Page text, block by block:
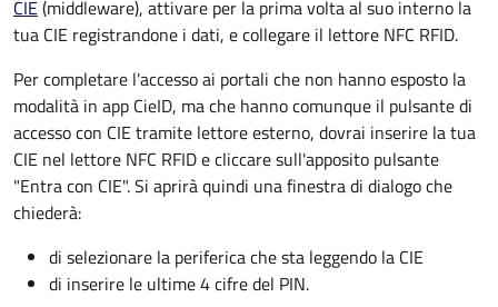
CIE(middleware), attivare per la prima volta al suo interno la
tua CIE registrandone i dati, e collegare il lettore NFC RFID.
Per completare l'accesso ai portali che non hanno esposto la
modalità in app CieID, ma che hanno comunque il pulsante di
accesso con CIE tramite lettore esterno, dovrai inserire la tua
CIE nel lettore NFC RFID e cliccare sull'apposito pulsante
"Entra con CIE". Si aprirà quindi una finestra di dialogo che
chiederà:
di selezionare la periferica che sta leggendo la CIE
di inserire le ultime 4 cifre del PIN.